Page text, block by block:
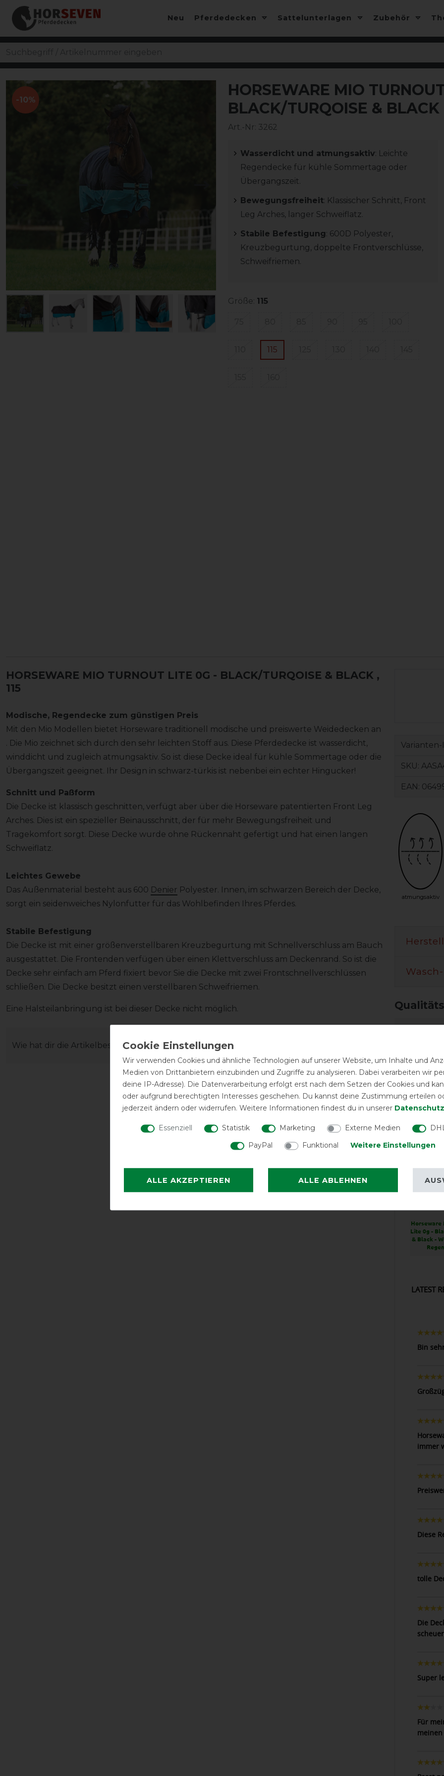
Neu Pferdedecken Sattelunterlagen Zubehör
-10%
HORSEWARE MIO
BLACK/TURQOISE & BLACK
Art.-Nr: 3262
Wasserdicht und atmungsaktiv: Leichte
Regendecke für kühle Sommertage oder
Übergangszeit.
Bewegungsfreiheit: Klassischer Schnitt, Front
Leg Arches, langer Schweiflatz.
Stabile Befestigung: 600D Polyester,
Kreuzbegurtung, doppelte Frontverschlüsse,
Schweifriemen.
Größe: 115
115
HORSEWARE MIO TURNOUT LITE 0G - BLACK/TURQOISE & BLACK ,
115
Modische, Regendecke zum günstigen Preis
Mit den Mio Modellen bietet Horseware traditionell modische und preiswerte Weidedecken an
. Die Mio zeichnet sich durch den sehr leichten Stoff aus. Diese Pferdedecke ist wasserdicht,
winddicht und zugleich atmungsaktiv. So ist diese Decke ideal für kühle Sommertage oder die
Übergangszeit geeignet. Ihr Design in schwarz-türkis ist nebenbei ein echter Hingucker!
Schnitt und Paßform
Die Decke ist klassisch geschnitten, verfügt aber über die Horseware patentierten Front Leg
Arches. Dies ist ein spezieller Beinausschnitt, der für mehr Bewegungsfreiheit und
Tragekomfort sorgt. Diese Decke wurde ohne Rückennaht gefertigt und hat einen langen
Schweiflatz.
Leichtes Gewebe
Das Außenmaterial besteht aus 600 Denier Polyester. Innen, im schwarzen Bereich der Decke,
sorgt ein seidenweiches Nylonfutter für das Wohlbefinden Ihres Pferdes.
Stabile Befestigung
Die Decke ist mit einer größenverstellbaren Kreuzbegurtung mit Schnellverschluss am Bauch
ausgestattet. Die Frontenden verfügen über einen Klettverschluss am Deckenrand. So ist die
Decke sehr einfach am Pferd fixiert bevor Sie die Decke mit zwei Frontschnellverschlüssen
schließen. Die Decke besitzt einen verstellbaren Schweifriemen.
Eine Halsteilanbringung ist bei dieser Decke nicht möglich.
Wie hat dir die Artikelbeschreibung gefallen?
Varianten-
SKU:
EAN:
atmungsaktiv
Horseware
Lite 0g -
& Black -
LATEST
Bin
immer
Diese
tolle
Die
Super
Für
Wir verwenden Cookies und ähnliche Technologien auf unserer Website, um Inhalte und
Medien von Drittanbietern einzubinden und Zugriffe zu analysieren. Dabei verarbeiten wir
deine IP-Adresse). Die Datenverarbeitung erfolgt erst nach dem Setzen der Cookies und
oder aufgrund berechtigten Interesses geschehen. Du kannst deine Zustimmung erteilen
jederzeit ändern oder widerrufen. Weitere Informationen findest du in unserer
Essenziell Statistik Marketing Externe Medien
PayPal
Funktional Weitere Einstellungen
ALLE AKZEPTIEREN ALLE ABLEHNEN